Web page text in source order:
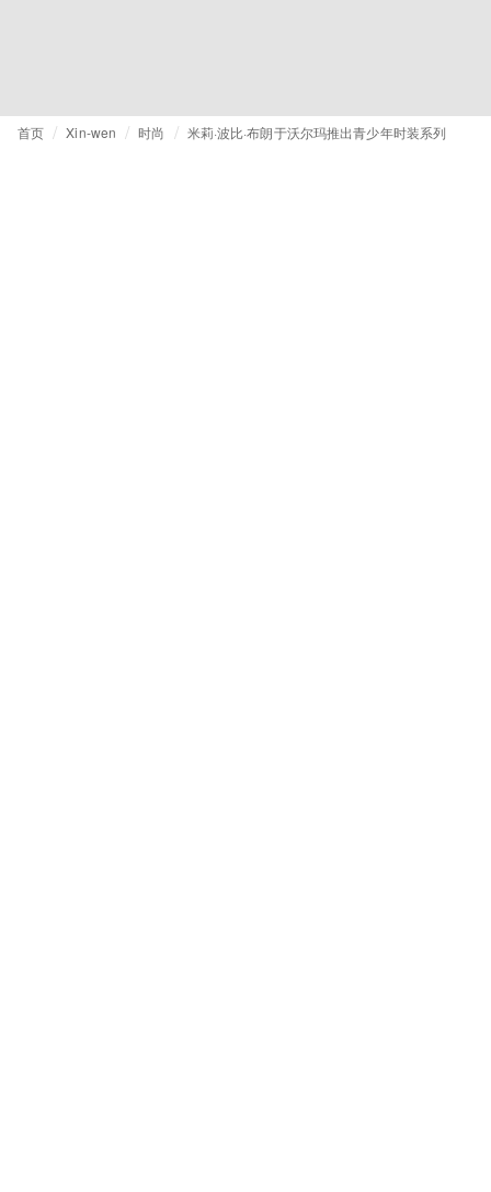
首页 Xin-wen 时尚 米莉·波比·布朗于沃尔玛推出青少年时装系列